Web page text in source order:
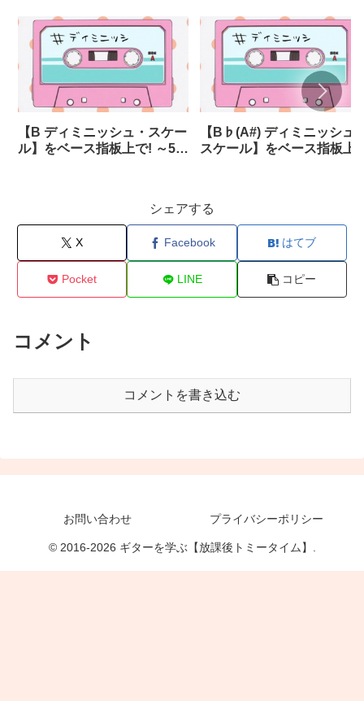
【B ディミニッシュ・スケー
ル】をベース指板上で! ～5
【B♭(A#) ディミニッシュ
スケール】をベース指板上
シェアする
X Facebook はてブ
Pocket LINE コピー
コメント
コメントを書き込む
お問い合わせ プライバシーポリシー
© 2016-2026 ギターを学ぶ【放課後トミータイム】.